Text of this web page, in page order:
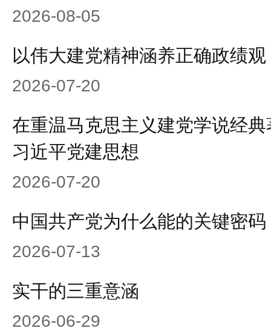
2026-08-05
以伟大建党精神涵养正确政绩观
2026-07-20
在重温马克思主义建党学说经
习近平党建思想
2026-07-20
中国共产党为什么能的关键密码
2026-07-13
实干的三重意涵
2026-06-29